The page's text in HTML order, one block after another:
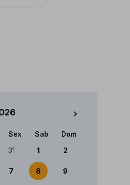
Mês Seguinte
Sex Sab Dom
31 1 2
7 8 9